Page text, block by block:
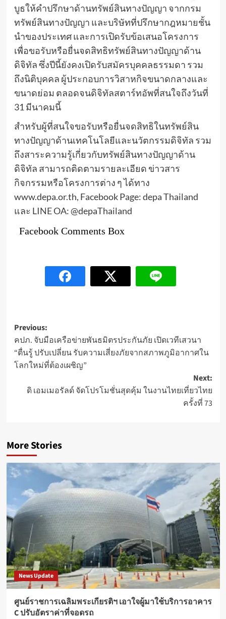
บูธให้คำปรึกษาด้านทรัพย์สินทางปัญญา จากกรม
ทรัพย์สินทางปัญญา และบริษัทที่ปรึกษากฎหมายชั้น
นำของประเทศ และการเปิดรับข้อเสนอโครงการ
เพื่อขอรับหรือยื่นจดสิทธิทรัพย์สินทางปัญญาด้าน
ดิจิทัล ซึ่งปีนี้ยังคงเปิดรับสมัครบุคคลธรรมดา รวม
ถึงนิติบุคคล ผู้ประกอบการวิสาหกิจขนาดกลางและ
ขนาดย่อม ตลอดจนดิจิทัลสตาร์ทอัพที่สนใจถึงวันที่
31 มีนาคมนี้
สำหรับผู้ที่สนใจขอรับหรือยื่นจดสิทธิในทรัพย์สิน
ทางปัญญาด้านเทคโนโลยีและนวัตกรรมดิจิทัล รวม
ถึงสาระความรู้เกี่ยวกับทรัพย์สินทางปัญญาด้าน
ดิจิทัล สามารถติดตามรายละเอียด ข่าวสาร
กิจกรรมหรือโครงการต่าง ๆ ได้ทาง
www.depa.or.th, Facebook Page: depa Thailand
และ LINE OA: @depaThailand
Facebook Comments Box
Post
navigation
Previous:
คปภ. จับมือเครือข่ายพันธมิตรประกันภัย เปิดเวทีเสวนา
“ตื่นรู้ ปรับเปลี่ยน รับความเสี่ยงภัยจากสภาพภูมิอากาศใน
โลกใหม่ที่ต้องเผชิญ”
Next:
ดิ เอมเมอรัลด์ จัดโปรโมชั่นสุดคุ้ม ในงานไทยเที่ยวไทย
ครั้งที่ 73
More Stories
News Update
ศูนย์ราชการเฉลิมพระเกียรติฯ เอาใจผู้มาใช้บริการอาคาร
C ปรับอัตราค่าที่จอดรถ